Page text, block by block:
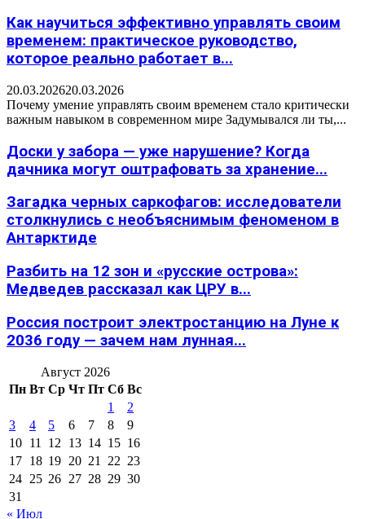
Как научиться эффективно управлять своим
временем: практическое руководство,
которое реально работает в...
20.03.202620.03.2026
Почему умение управлять своим временем стало критически
важным навыком в современном мире Задумывался ли ты,...
Доски у забора — уже нарушение? Когда
дачника могут оштрафовать за хранение...
Загадка черных саркофагов: исследователи
столкнулись с необъяснимым феноменом в
Антарктиде
Разбить на 12 зон и «русские острова»:
Медведев рассказал как ЦРУ в...
Россия построит электростанцию на Луне к
2036 году — зачем нам лунная...
Август 2026
Пн Вт Ср Чт Пт Сб Вс
1
2
3
4 5 6 7 8
9
10 11 12 13 14 15 16
17 18 19 20 21 22 23
24 25 26 27 28 29 30
31
« Июл